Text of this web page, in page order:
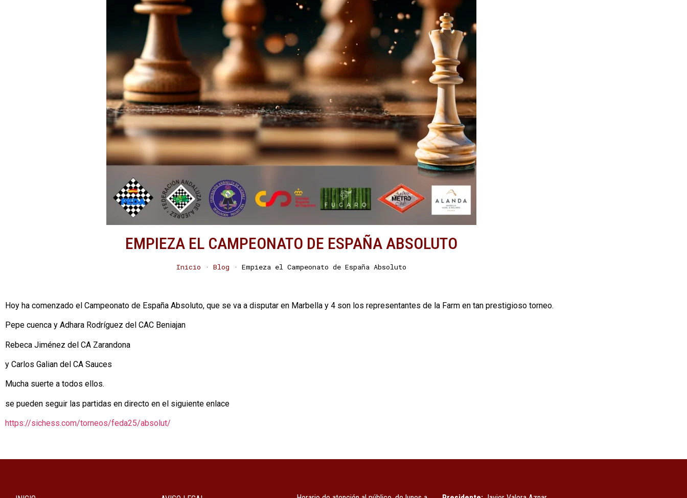
EMPIEZA EL CAMPEONATO DE ESPAÑA ABSOLUTO
Inicio · Blog · Empieza el Campeonato de España Absoluto
Hoy ha comenzado el Campeonato de España Absoluto, que se va a disputar en Marbella y 4 son los representantes de la Farm en tan prestigioso torneo.
Pepe cuenca y Adhara Rodríguez del CAC Beniajan
Rebeca Jiménez del CA Zarandona
y Carlos Galian del CA Sauces
Mucha suerte a todos ellos.
se pueden seguir las partidas en directo en el siguiente enlace
https://sichess.com/torneos/feda25/absolut/